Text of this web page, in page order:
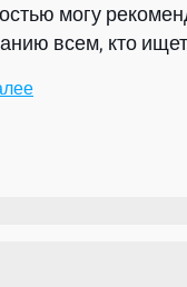
могу
всем, кто ищет